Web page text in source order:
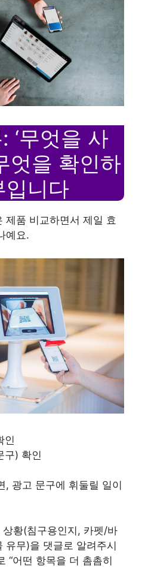
‘무엇을 사
엇을 확인하
입니다
제품 비교하면서 제일 효
예요.
인
구) 확인
, 광고 문구에 휘둘릴 일이
황(침구용인지, 카펫/바
유무)을 댓글로 알려주시
“어떤 항목을 더 촘촘히